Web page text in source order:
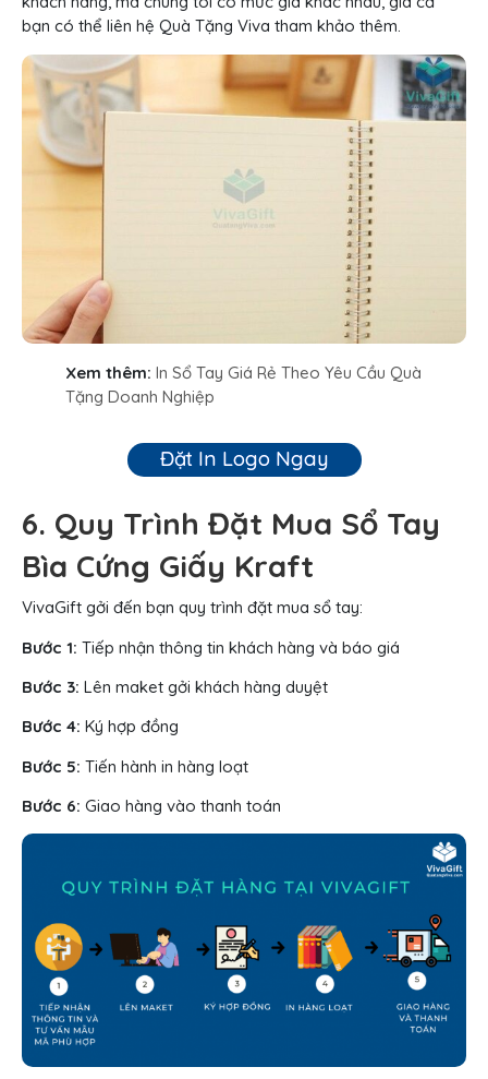
bạn có thể liên hệ Quà Tặng Viva tham khảo thêm.
Xem thêm: In Sổ Tay Giá Rẻ Theo Yêu Cầu Quà
Tặng Doanh Nghiệp
Đặt In Logo Ngay
6. Quy Trình Đặt Mua Sổ Tay
Bìa Cứng Giấy Kraft
VivaGift gởi đến bạn quy trình đặt mua sổ tay:
Bước 1: Tiếp nhận thông tin khách hàng và báo giá
Bước 3: Lên maket gởi khách hàng duyệt
Bước 4: Ký hợp đồng
Bước 5: Tiến hành in hàng loạt
Bước 6: Giao hàng vào thanh toán